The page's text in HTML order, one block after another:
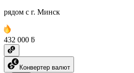
рядом с г. Минск
432 000 ƃ
Конвертер валют